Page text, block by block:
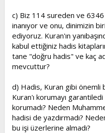
c) Biz 114 sureden ve
inanıyor ve onu, dinimizin
ediyoruz. Kuran'ın
kabul ettiğiniz hadis
tane "doğru hadis" ve kaç
mevcuttur?
d) Hadis, Kuran gibi önemli
Kuran'ı korumayı
korumadı? Neden
hadisi de yazdırmadı?
bu işi üzerlerine almadı?